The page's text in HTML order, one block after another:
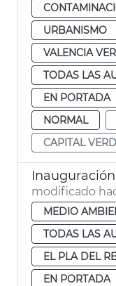
URBANISMO
VALENCIA
TODAS LAS
EN PORTADA
NORMAL
CAPITAL
modificado
MEDIO
TODAS LAS
EL PLA DEL
EN PORTADA